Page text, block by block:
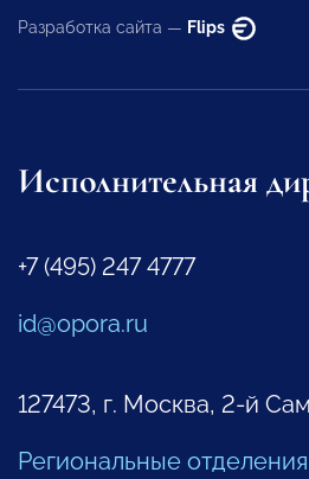
Разработка сайта — Flips
Исполнительная
+7 (495) 247 4777
id@opora.ru
127473, г. Москва, 2-й
Региональные отделения